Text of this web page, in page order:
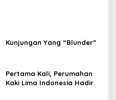
Kunjungan Yang “Blunder”
Pertama Kali, Perumahan
Kaki Lima Indonesia Hadir